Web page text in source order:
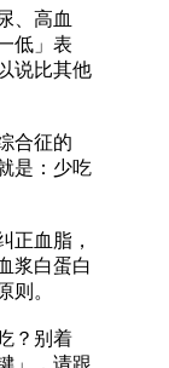
、高血
低」表
说比其他
合征的
是：少吃
血脂，
浆白蛋白
则。
？别着
」，请跟